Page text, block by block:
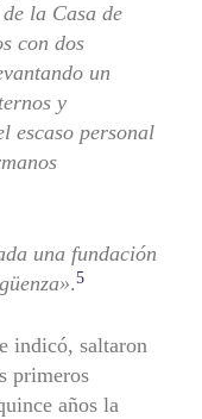
la Casa de
con dos
un
y
escaso personal
una fundación
.5
indicó, saltaron
primeros
años la